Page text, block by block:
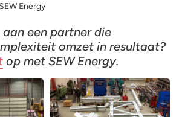
Energy
een partner die
omzet in resultaat?
op met SEW Energy.